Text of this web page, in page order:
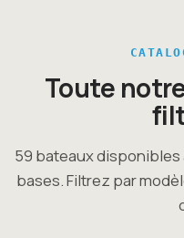
Toute
59 bateaux disponibles
bases. Filtrez par